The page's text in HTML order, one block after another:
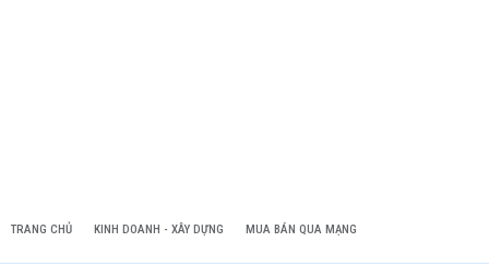
TRANG CHỦ KINH DOANH - XÂY DỰNG MUA BÁN QUA MẠNG